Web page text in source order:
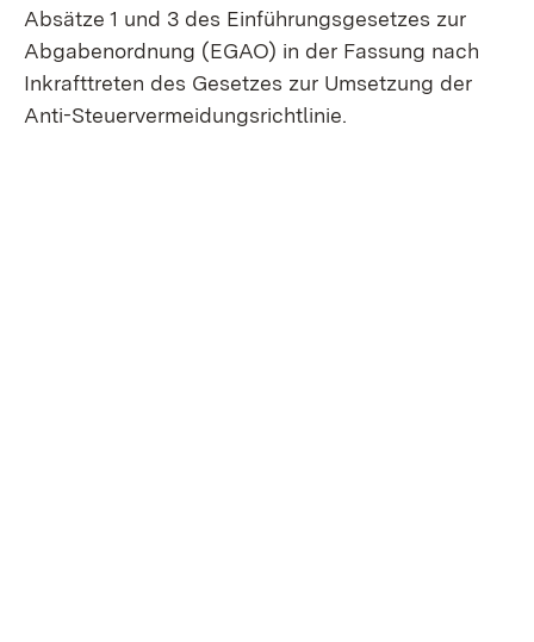
Absätze 1 und 3 des Einführungsgesetzes zur
Abgabenordnung (EGAO) in der Fassung nach
Inkrafttreten des Gesetzes zur Umsetzung der
Anti-Steuervermeidungsrichtlinie.